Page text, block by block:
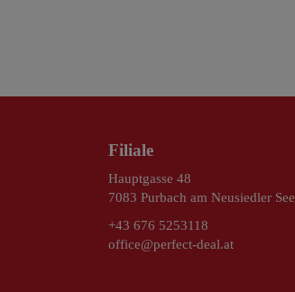
Filiale
Hauptgasse 48
7083 Purbach am Neusiedler See
+43 676 5253118
office@perfect-deal.at